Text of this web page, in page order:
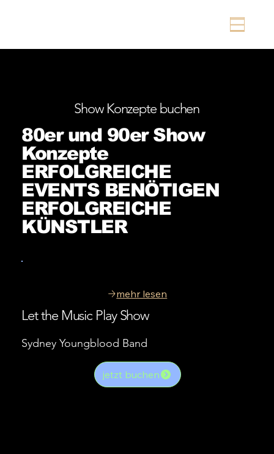
mehr lesen
Let the Music Play Show
Sydney Youngblood Band
jetzt buchen
80er und 90er Show
Konzepte
ERFOLGREICHE
EVENTS BENÖTIGEN
ERFOLGREICHE
KÜNSTLER
Show Konzepte buchen